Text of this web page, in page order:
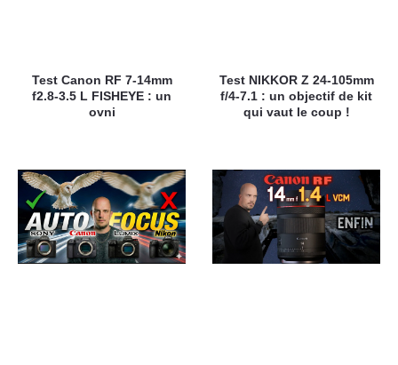
Test Canon RF 7-14mm
f2.8-3.5 L FISHEYE : un
ovni
Test NIKKOR Z 24-105mm
f/4-7.1 : un objectif de kit
qui vaut le coup !